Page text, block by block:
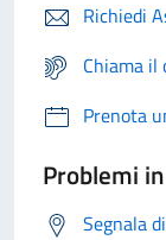
Richiedi
Chiama
Prenota
Problemi
Segnala